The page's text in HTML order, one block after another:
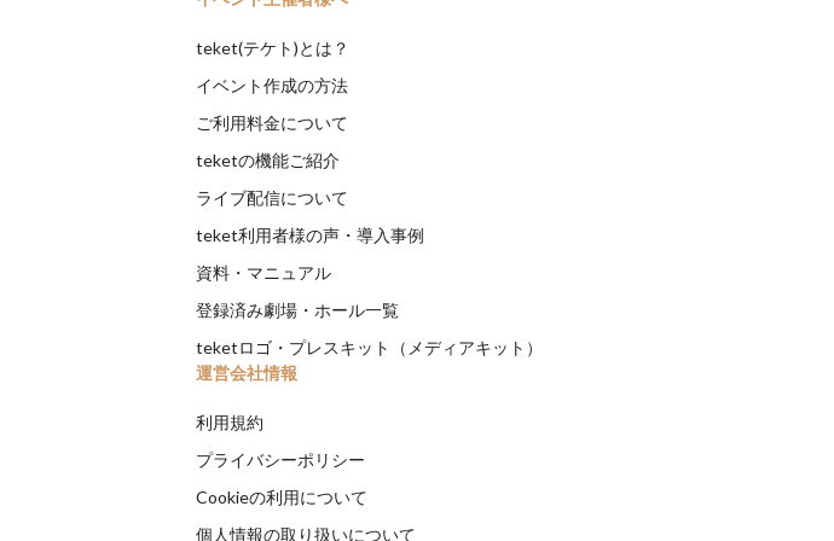
teket(テケト)とは？
イベント作成の方法
ご利用料金について
teketの機能ご紹介
ライブ配信について
teket利用者様の声・導入事例
資料・マニュアル
登録済み劇場・ホール一覧
teketロゴ・プレスキット（メディアキット）
運営会社情報
利用規約
プライバシーポリシー
Cookieの利用について
個人情報の取り扱いについて